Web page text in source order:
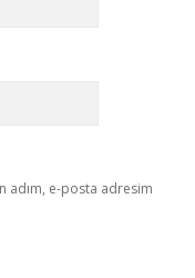
adım, e-posta adresim